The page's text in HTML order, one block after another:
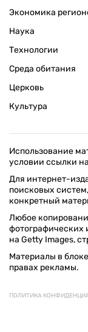
Экономика
Наука
Технологии
Среда обитания
Церковь
Культура
Использование
условии ссылки
Для интернет-
поисковых
конкретный
Любое
фотографических
на Getty Images,
Материалы в
правах рекламы.
ПОЛИТИКА
© 1994–2026